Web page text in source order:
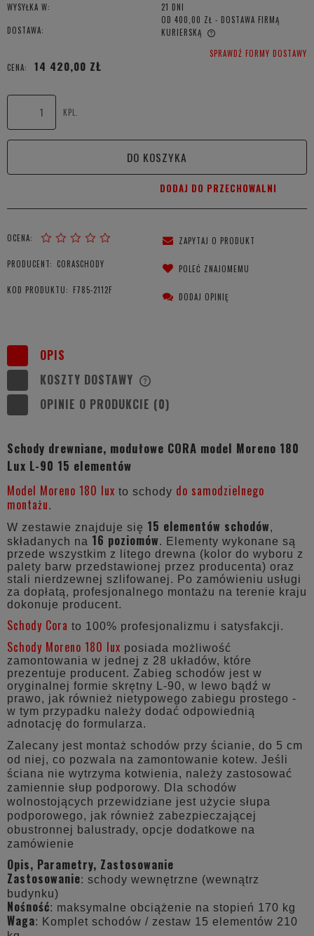
WYSYŁKA W: 21 DNI
DOSTAWA:
OD 400,00 ZŁ - DOSTAWA FIRMĄ
KURIERSKĄ
CENA NIE ZAWIERA EWENTUALNYCH KOSZTÓW PŁATNOŚCISPRAWDŹ FORMY DOSTAWY
CENA:
14 420,00 ZŁ
KPL.
DO KOSZYKA
DODAJ DO PRZECHOWALNI
OCENA:
PRODUCENT: CORASCHODY
KOD PRODUKTU: F785-2112F
ZAPYTAJ O PRODUKT
POLEĆ ZNAJOMEMU
DODAJ OPINIĘ
OPIS
KOSZTY DOSTAWY
KOSZTÓW PŁATNOŚCI
OPINIE O PRODUKCIE (0)
Schody drewniane, modułowe CORA model Moreno 180
Lux L-90 15 elementów
Model Moreno 180 lux to schody do samodzielnego
montażu.
W zestawie znajduje się 15 elementów schodów,
składanych na 16 poziomów. Elementy wykonane są
przede wszystkim z litego drewna (kolor do wyboru z
palety barw przedstawionej przez producenta) oraz
stali nierdzewnej szlifowanej. Po zamówieniu usługi
za dopłatą, profesjonalnego montażu na terenie kraju
dokonuje producent.
Schody Cora to 100% profesjonalizmu i satysfakcji.
Schody Moreno 180 lux posiada możliwość
zamontowania w jednej z 28 układów, które
prezentuje producent. Zabieg schodów jest w
oryginalnej formie skrętny L-90, w lewo bądź w
prawo, jak również nietypowego zabiegu prostego -
w tym przypadku należy dodać odpowiednią
adnotację do formularza.
Zalecany jest montaż schodów przy ścianie, do 5 cm
od niej, co pozwala na zamontowanie kotew. Jeśli
ściana nie wytrzyma kotwienia, należy zastosować
zamiennie słup podporowy. Dla schodów
wolnostojących przewidziane jest użycie słupa
podporowego, jak również zabezpieczającej
obustronnej balustrady, opcje dodatkowe na
zamówienie
Opis, Parametry, Zastosowanie
Zastosowanie: schody wewnętrzne (wewnątrz
budynku)
Nośność: maksymalne obciążenie na stopień 170 kg
Waga: Komplet schodów / zestaw 15 elementów 210